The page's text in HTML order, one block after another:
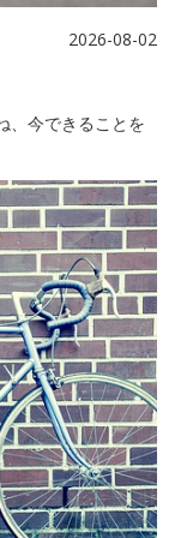
2026-08-02
、今できることを